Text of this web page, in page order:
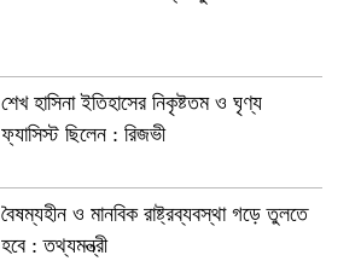
শেখ হাসিনা ইতিহাসের নিকৃষ্টতম ও ঘৃণ্য
ফ্যাসিস্ট ছিলেন : রিজভী
বৈষম্যহীন ও মানবিক রাষ্ট্রব্যবস্থা গড়ে তুলতে
হবে : তথ্যমন্ত্রী